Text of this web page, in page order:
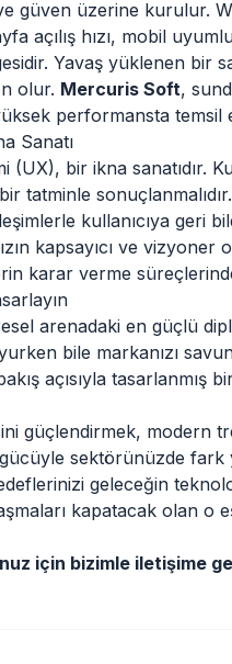
güven üzerine kurulur.
açılış hızı, mobil
Yavaş yüklenen bir
olur. Mercuris Soft,
performansta temsil
Sanatı
bir ikna sanatıdır.
tatminle
kullanıcıya geri
kapsayıcı ve vizyoner
karar verme
arenadaki en güçlü
bile markanızı
açısıyla tasarlanmış
güçlendirmek, modern
sektörünüzde fark
geleceğin
kapatacak olan o
için bizimle iletişime